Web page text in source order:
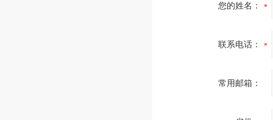
您的姓名：
联系电话：
常用邮箱：